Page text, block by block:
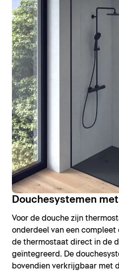
Douchesystemen
Voor de douche zijn
onderdeel van een compleet
de thermostaat direct in de
geïntegreerd. De
bovendien verkrijgbaar met